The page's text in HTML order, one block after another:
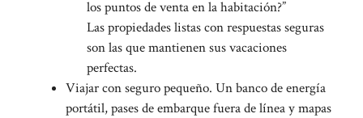
los puntos de venta en la habitación?”
Las propiedades listas con respuestas seguras
son las que mantienen sus vacaciones
perfectas.
Viajar con seguro pequeño. Un banco de energía
portátil, pases de embarque fuera de línea y mapas